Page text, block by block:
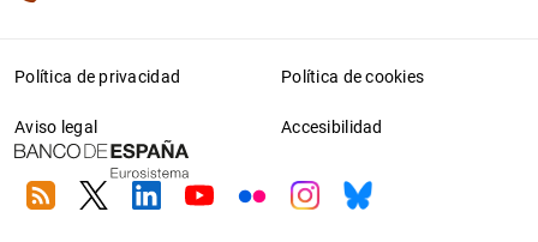
Política de privacidad Política de cookies
Aviso legal Accesibilidad
RSS TwitterLinkedin
YoutubeFlickrInstagram
Bluesky